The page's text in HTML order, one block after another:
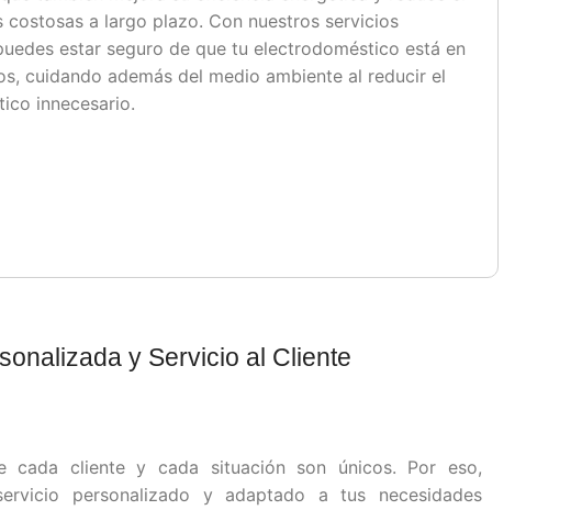
costosas a largo plazo. Con nuestros servicios
estar seguro de que tu electrodoméstico está en
cuidando además del medio ambiente al reducir el
innecesario.
y Servicio al Cliente
cada cliente y cada situación son únicos. Por eso,
personalizado y adaptado a tus necesidades